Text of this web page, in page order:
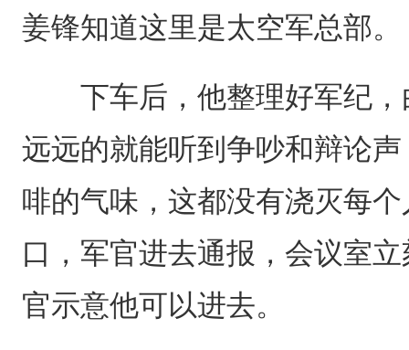
姜锋知道这里是太空军总部。
下车后，他整理好军纪，
远远的就能听到争吵和辩论
啡的气味，这都没有浇灭每
口，军官进去通报，会议室
官示意他可以进去。